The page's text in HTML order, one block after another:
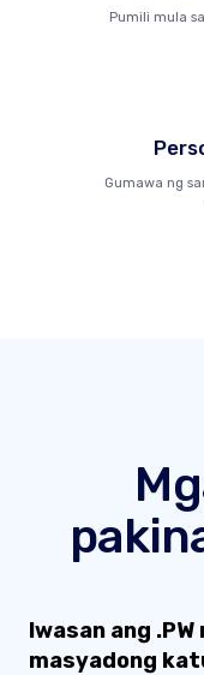
Pumili mula
Gumawa ng
Iwasan ang
masyadong